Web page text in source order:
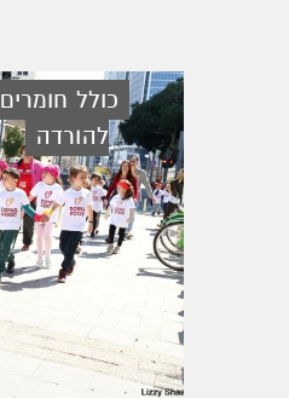
כולל חומרים
להורדה